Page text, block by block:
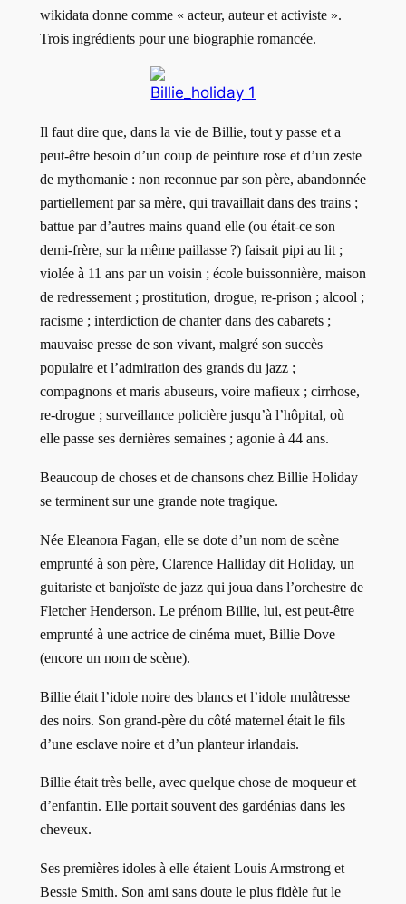
wikidata donne comme « acteur, auteur et activiste ».
Trois ingrédients pour une biographie romancée.
Il faut dire que, dans la vie de Billie, tout y passe et a
peut-être besoin d’un coup de peinture rose et d’un zeste
de mythomanie : non reconnue par son père, abandonnée
partiellement par sa mère, qui travaillait dans des trains ;
battue par d’autres mains quand elle (ou était-ce son
demi-frère, sur la même paillasse ?) faisait pipi au lit ;
violée à 11 ans par un voisin ; école buissonnière, maison
de redressement ; prostitution, drogue, re-prison ; alcool ;
racisme ; interdiction de chanter dans des cabarets ;
mauvaise presse de son vivant, malgré son succès
populaire et l’admiration des grands du jazz ;
compagnons et maris abuseurs, voire mafieux ; cirrhose,
re-drogue ; surveillance policière jusqu’à l’hôpital, où
elle passe ses dernières semaines ; agonie à 44 ans.
Beaucoup de choses et de chansons chez Billie Holiday
se terminent sur une grande note tragique.
Née Eleanora Fagan, elle se dote d’un nom de scène
emprunté à son père, Clarence Halliday dit Holiday, un
guitariste et banjoïste de jazz qui joua dans l’orchestre de
Fletcher Henderson. Le prénom Billie, lui, est peut-être
emprunté à une actrice de cinéma muet, Billie Dove
(encore un nom de scène).
Billie était l’idole noire des blancs et l’idole mulâtresse
des noirs. Son grand-père du côté maternel était le fils
d’une esclave noire et d’un planteur irlandais.
Billie était très belle, avec quelque chose de moqueur et
d’enfantin. Elle portait souvent des gardénias dans les
cheveux.
Ses premières idoles à elle étaient Louis Armstrong et
Bessie Smith. Son ami sans doute le plus fidèle fut le